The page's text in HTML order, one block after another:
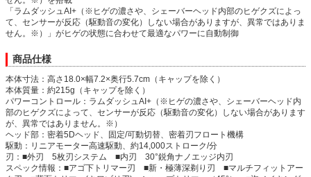
「ラムダッシュAI+（※ヒゲの濃さや、シェーバーヘッド内部のヒゲクズによっ
て、センサーが反応（駆動音の変化）しない場合がありますが、異常ではありま
せん。※）」がヒゲの状態に合わせて最適なパワーに自動制御
商品仕様
本体寸法：高さ18.0×幅7.2×奥行5.7cm（キャップを除く）
本体質量：約215g（キャップを除く）
パワーコントロール：ラムダッシュAI+（※ヒゲの濃さや、シェーバーヘッド内
部のヒゲクズによって、センサーが反応（駆動音の変化）しない場合があります
が、異常ではありません。※）
ヘッド部：密着5Dヘッド、固定/可動切替、密着刃フロート機構
駆動：リニアモーター高速駆動、約14,000ストローク/分
刃：■外刃 5枚刃システム ■内刃 30°鋭角ナノエッジ内刃
スペック情報：■アゴ下トリマー刃 ■新・極薄深剃り刃 ■マルチフィットアー